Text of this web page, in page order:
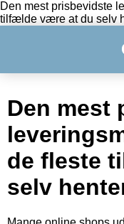
Den mest prisbevidste
tilfælde være at du selv
Den mest
de fleste
selv